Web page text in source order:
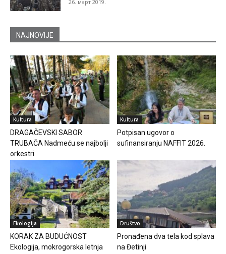
26. март 2019.
NAJNOVIJE
Kultura
DRAGAČEVSKI SABOR
TRUBAČA Nadmeću se najbolji
orkestri
Kultura
Potpisan ugovor o
sufinansiranju NAFFIT 2026.
Ekologija
KORAK ZA BUDUĆNOST
Ekologija, mokrogorska letnja
Društvo
Pronađena dva tela kod splava
na Đetinji